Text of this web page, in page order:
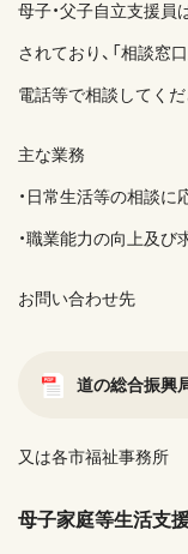
母子・父子自立支援員
されており、「相談窓
電話等で相談してくだ
主な業務
・日常生活等の相談
・職業能力の向上及
お問い合わせ先
道の総合振興
又は各市福祉事務所
母子家庭等生活支